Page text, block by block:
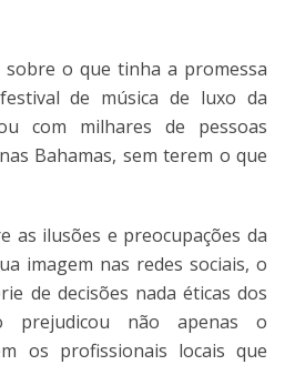
o que tinha a promessa
de música de luxo da
com milhares de pessoas
Bahamas, sem terem o que
as ilusões e preocupações da
imagem nas redes sociais, o
de decisões nada éticas dos
prejudicou não apenas o
os profissionais locais que